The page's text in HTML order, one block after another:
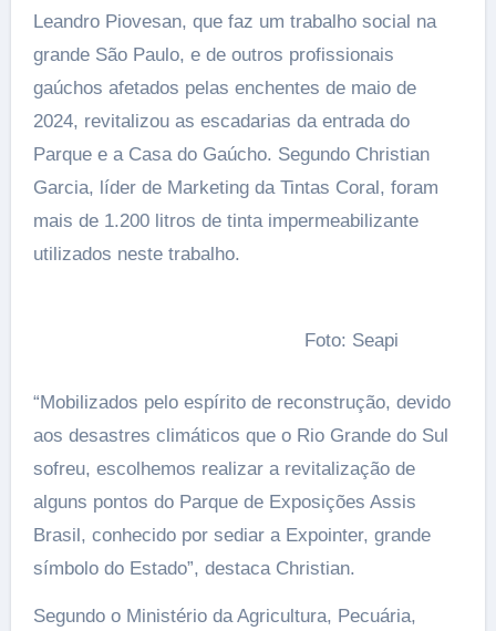
Leandro Piovesan, que faz um trabalho social na
grande São Paulo, e de outros profissionais
gaúchos afetados pelas enchentes de maio de
2024, revitalizou as escadarias da entrada do
Parque e a Casa do Gaúcho. Segundo Christian
Garcia, líder de Marketing da Tintas Coral, foram
mais de 1.200 litros de tinta impermeabilizante
utilizados neste trabalho.
Foto: Seapi
“Mobilizados pelo espírito de reconstrução, devido
aos desastres climáticos que o Rio Grande do Sul
sofreu, escolhemos realizar a revitalização de
alguns pontos do Parque de Exposições Assis
Brasil, conhecido por sediar a Expointer, grande
símbolo do Estado”, destaca Christian.
Segundo o Ministério da Agricultura, Pecuária,